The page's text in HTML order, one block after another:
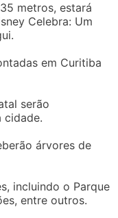
metros, estará
Celebra: Um
em Curitiba
serão
cidade.
árvores de
incluindo o Parque
entre outros.